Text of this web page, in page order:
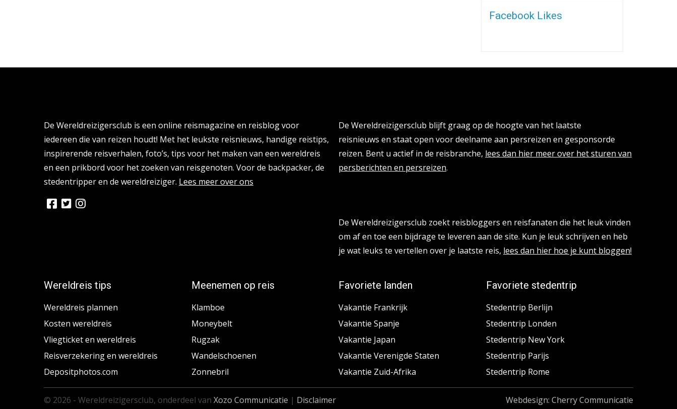
Facebook Likes
De Wereldreizigersclub is een online reismagazine en reisblog voor
iedereen die van reizen houdt! Met het leukste reisnieuws, handige reistips,
inspirerende reisverhalen, foto’s, tips voor het maken van een wereldreis
en een prikbord voor het zoeken van reisgenoten. Voor de backpacker, de
stedentripper en de wereldreiziger. Lees meer over ons
De Wereldreizigersclub blijft graag op de hoogte van het laatste
reisnieuws en staat open voor deelname aan persreizen en gesponsorde
reizen. Bent u actief in de reisbranche, lees dan hier meer over het sturen van
persberichten en persreizen.
De Wereldreizigersclub zoekt reisbloggers en reisfanaten die het leuk vinden
om af en toe een bijdrage te leveren aan de site. Kun je leuk schrijven en heb
je wat leuks te vertellen over je laatste reis, lees dan hier hoe je kunt bloggen!
Wereldreis tips
Wereldreis plannen
Kosten wereldreis
Vliegticket en wereldreis
Reisverzekering en wereldreis
Depositphotos.com
Meenemen op reis
Klamboe
Moneybelt
Rugzak
Wandelschoenen
Zonnebril
Favoriete landen
Vakantie Frankrijk
Vakantie Spanje
Vakantie Japan
Vakantie Verenigde Staten
Vakantie Zuid-Afrika
Favoriete stedentrip
Stedentrip Berlijn
Stedentrip Londen
Stedentrip New York
Stedentrip Parijs
Stedentrip Rome
© 2026 - Wereldreizigersclub, onderdeel van Xozo Communicatie | Disclaimer Webdesign: Cherry Communicatie